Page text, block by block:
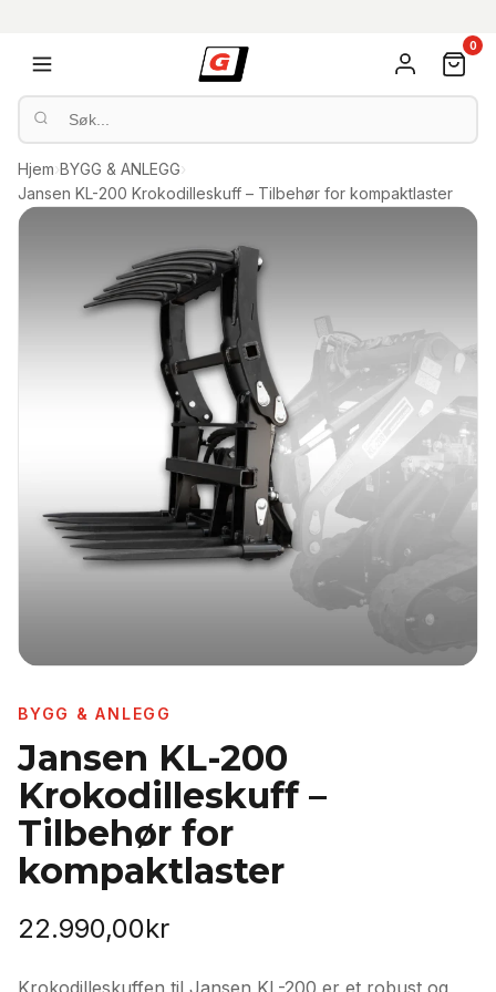
0
Hjem›BYGG & ANLEGG›
Jansen KL-200 Krokodilleskuff – Tilbehør for kompaktlaster
BYGG & ANLEGG
Jansen KL-200
Krokodilleskuff –
Tilbehør for
kompaktlaster
22.990,00kr
Krokodilleskuffen til Jansen KL-200 er et robust og